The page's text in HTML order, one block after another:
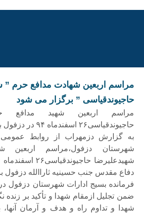
مراسم اربعین شهادت مدافع حرم ”
حاجیوندقیاسی ” برگزار می شود
مراسم اربعین شهید مدافع
حاجیوندقیاسی۲۶ اسفندماه ۹۴ در ‌دزفول برپا می‌شود.
به گزارش دزمهراب از روابط عمومی
شهرستان دزفول،مراسم اربعین
دفاع مقدس جنب حسینیه ثاراالله ‌دزفول
فرمانده بسیج ادارات شهرستان دزفول
ضمن تجلیل ازمقام شهدا و تأکید بر زنده
شهدا و تداوم راه و هدف و آرمان آنها،